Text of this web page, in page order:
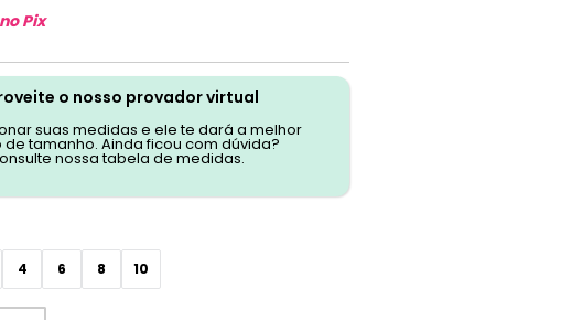
no Pix
o nosso provador virtual
suas medidas e ele te dará a melhor
tamanho. Ainda ficou com dúvida?
nossa tabela de medidas.
4 6 8 10